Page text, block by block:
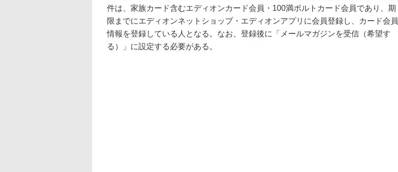
件は、家族カード含むエディオンカード会員・100満ボルトカード会員であり、期
限までにエディオンネットショップ・エディオンアプリに会員登録し、カード会員
情報を登録している人となる。なお、登録後に「メールマガジンを受信（希望す
る）」に設定する必要がある。